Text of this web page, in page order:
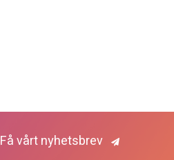
Få vårt nyhetsbrev